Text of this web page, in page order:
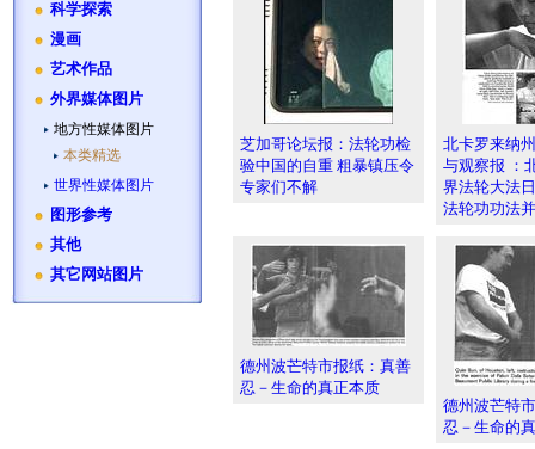
科学探索
漫画
艺术作品
外界媒体图片
地方性媒体图片
本类精选
世界性媒体图片
图形参考
其他
其它网站图片
芝加哥论坛报：法轮功检
验中国的自重 粗暴镇压令
专家们不解
北卡罗来纳
与观察报 ：
界法轮大法
法轮功功法
德州波芒特市报纸：真善
忍－生命的真正本质
德州波芒特
忍－生命的